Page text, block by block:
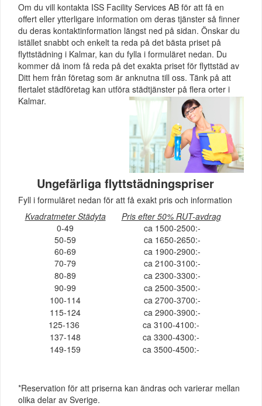
Om du vill kontakta ISS Facility Services AB för att få en
offert eller ytterligare information om deras tjänster så finner
du deras kontaktinformation längst ned på sidan. Önskar du
istället snabbt och enkelt ta reda på det bästa priset på
flyttstädning i Kalmar, kan du fylla i formuläret nedan. Du
kommer då inom få reda på det exakta priset för flyttstäd av
Ditt hem från företag som är anknutna till oss. Tänk på att
flertalet städföretag kan utföra städtjänster på flera orter i
Kalmar.
Ungefärliga flyttstädningspriser
Fyll i formuläret nedan för att få exakt pris och information
Kvadratmeter Städyta
Pris efter 50% RUT-avdrag
0-49
ca 1500-2500:-
50-59
ca 1650-2650:-
60-69
ca 1900-2900:-
70-79
ca 2100-3100:-
80-89
ca 2300-3300:-
90-99
ca 2500-3500:-
100-114
ca 2700-3700:-
115-124
ca 2900-3900:-
125-136
ca 3100-4100:-
137-148
ca 3300-4300:-
149-159
ca 3500-4500:-
*Reservation för att priserna kan ändras och varierar mellan
olika delar av Sverige.